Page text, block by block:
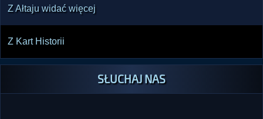
Z Ałtaju widać więcej
Z Kart Historii
SŁUCHAJ NAS